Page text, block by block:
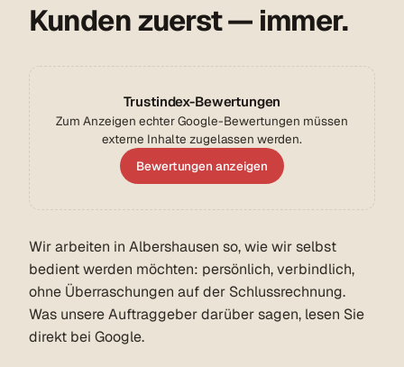
Kunden zuerst — immer.
Trustindex-Bewertungen
Zum Anzeigen echter Google-Bewertungen müssen
externe Inhalte zugelassen werden.
Bewertungen anzeigen
Wir arbeiten in Albershausen so, wie wir selbst
bedient werden möchten: persönlich, verbindlich,
ohne Überraschungen auf der Schlussrechnung.
Was unsere Auftraggeber darüber sagen, lesen Sie
direkt bei Google.